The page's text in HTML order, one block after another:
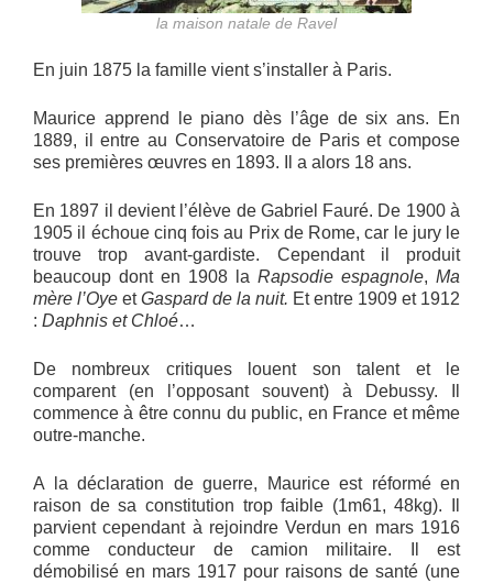
la maison natale de Ravel
En juin 1875 la famille vient s’installer à Paris.
Maurice apprend le piano dès l’âge de six ans. En
1889, il entre au Conservatoire de Paris et compose
ses premières œuvres en 1893. Il a alors 18 ans.
En 1897 il devient l’élève de Gabriel Fauré. De 1900 à
1905 il échoue cinq fois au Prix de Rome, car le jury le
trouve trop avant-gardiste. Cependant il produit
beaucoup dont en 1908 la Rapsodie espagnole, Ma
mère l’Oye etGaspard de la nuit. Et entre 1909 et 1912
: Daphnis et Chloé…
De nombreux critiques louent son talent et le
comparent (en l’opposant souvent) à Debussy. Il
commence à être connu du public, en France et même
outre-manche.
A la déclaration de guerre, Maurice est réformé en
raison de sa constitution trop faible (1m61, 48kg). Il
parvient cependant à rejoindre Verdun en mars 1916
comme conducteur de camion militaire. Il est
démobilisé en mars 1917 pour raisons de santé (une